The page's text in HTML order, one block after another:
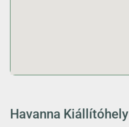
Havanna Kiállítóhely